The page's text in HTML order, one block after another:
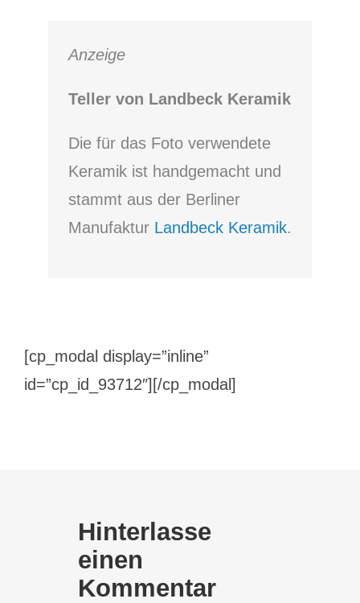
Anzeige
Teller von Landbeck Keramik
Die für das Foto verwendete
Keramik ist handgemacht und
stammt aus der Berliner
Manufaktur Landbeck Keramik.
[cp_modal display=”inline”
id=”cp_id_93712″][/cp_modal]
Hinterlasse
einen
Kommentar